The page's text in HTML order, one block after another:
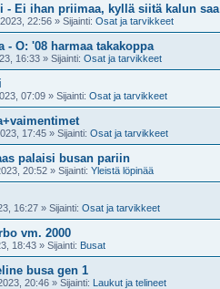
- Ei ihan priimaa, kyllä siitä kalun saa
22:56 » Sijainti: Osat ja tarvikkeet
- O: '08 harmaa takakoppa
16:33 » Sijainti: Osat ja tarvikkeet
07:09 » Sijainti: Osat ja tarvikkeet
17:45 » Sijainti: Osat ja tarvikkeet
palaisi busan pariin
20:52 » Sijainti: Yleistä löpinää
16:27 » Sijainti: Osat ja tarvikkeet
vm. 2000
18:43 » Sijainti: Busat
busa gen 1
20:46 » Sijainti: Laukut ja telineet